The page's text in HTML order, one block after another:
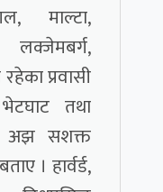
माल्टा,
प्रवासी
तथा
अझ सशक्त
। हार्वर्ड,